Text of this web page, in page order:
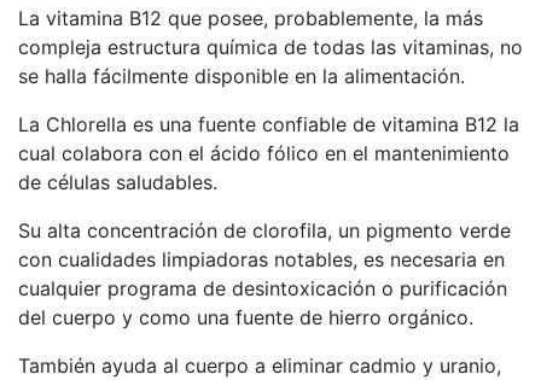
La vitamina B12 que posee, probablemente, la más
compleja estructura química de todas las vitaminas, no
se halla fácilmente disponible en la alimentación.
La Chlorella es una fuente confiable de vitamina B12 la
cual colabora con el ácido fólico en el mantenimiento
de células saludables.
Su alta concentración de clorofila, un pigmento verde
con cualidades limpiadoras notables, es necesaria en
cualquier programa de desintoxicación o purificación
del cuerpo y como una fuente de hierro orgánico.
También ayuda al cuerpo a eliminar cadmio y uranio,